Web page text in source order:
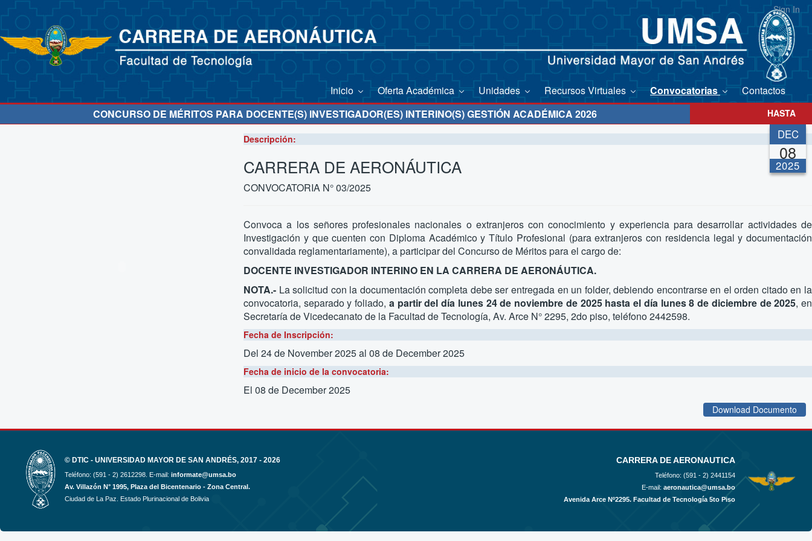
Sign In
Inicio Oferta Académica Unidades Recursos Virtuales Convocatorias
Contactos
CONCURSO DE MÉRITOS PARA DOCENTE(S) INVESTIGADOR(ES) INTERINO(S) GESTIÓN ACADÉMICA 2026
HASTA
DEC
08
2025
Descripción:
CARRERA DE AERONÁUTICA
CONVOCATORIA N° 03/2025
Convoca a los señores profesionales nacionales o extranjeros con conocimiento y experiencia para desarrollar actividades de
Investigación y que cuenten con Diploma Académico y Título Profesional (para extranjeros con residencia legal y documentación
convalidada reglamentariamente), a participar del Concurso de Méritos para el cargo de:
DOCENTE INVESTIGADOR INTERINO EN LA CARRERA DE AERONÁUTICA.
NOTA.- La solicitud con la documentación completa debe ser entregada en un folder, debiendo encontrarse en el orden citado en la
convocatoria, separado y foliado, a partir del día lunes 24 de noviembre de 2025 hasta el día lunes 8 de diciembre de 2025, en
Secretaría de Vicedecanato de la Facultad de Tecnología, Av. Arce N° 2295, 2do piso, teléfono 2442598.
Fecha de Inscripción:
Del 24 de November 2025al 08 de December 2025
Fecha de inicio de la convocatoria:
El 08 de December 2025
Download Documento
© DTIC - UNIVERSIDAD MAYOR DE SAN ANDRÉS, 2017 - 2026
Teléfono: (591 - 2) 2612298. E-mail: informate@umsa.bo
Av. Villazón N° 1995, Plaza del Bicentenario - Zona Central.
Ciudad de La Paz. Estado Plurinacional de Bolivia
CARRERA DE AERONAUTICA
Teléfono: (591 - 2) 2441154
E-mail: aeronautica@umsa.bo
Avenida Arce Nº2295. Facultad de Tecnología 5to Piso